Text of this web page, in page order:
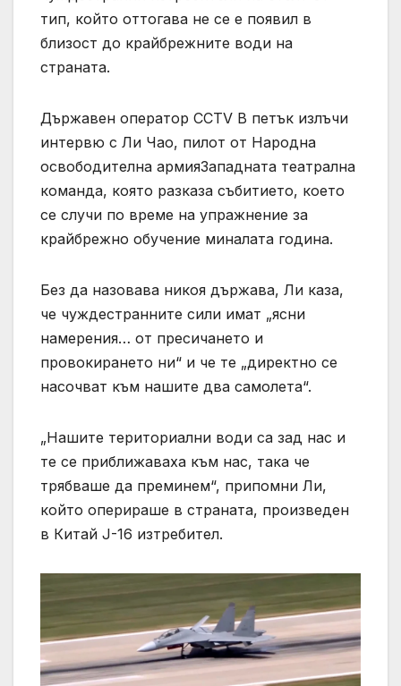
тип, който оттогава не се е появил в
близост до крайбрежните води на
страната.
Държавен оператор CCTV В петък излъчи
интервю с Ли Чао, пилот от Народна
освободителна армияЗападната театрална
команда, която разказа събитието, което
се случи по време на упражнение за
крайбрежно обучение миналата година.
Без да назовава никоя държава, Ли каза,
че чуждестранните сили имат „ясни
намерения… от пресичането и
провокирането ни“ и че те „директно се
насочват към нашите два самолета“.
„Нашите териториални води са зад нас и
те се приближаваха към нас, така че
трябваше да преминем“, припомни Ли,
който оперираше в страната, произведен
в Китай J-16 изтребител.